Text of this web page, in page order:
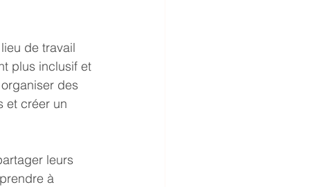
de travail
plus inclusif et
des
et créer un
leurs
à